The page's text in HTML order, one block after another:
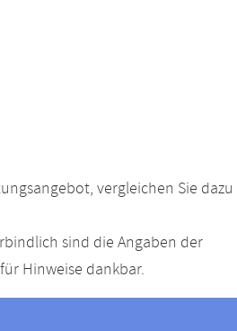
vergleichen Sie
sind die Angaben der
Hinweise dankbar.